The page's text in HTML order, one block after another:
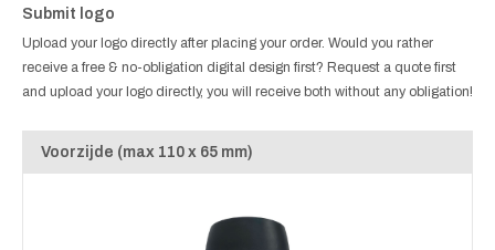
Submit logo
Upload your logo directly after placing your order. Would you rather
receive a free & no-obligation digital design first? Request a quote first
and upload your logo directly, you will receive both without any obligation!
Voorzijde (max 110 x 65 mm)